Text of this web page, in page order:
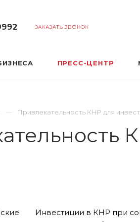
ЗАКАЗАТЬ ЗВОНОК
ПРЕСС-ЦЕНТР
Привлекательность КНР для
Инвестиции в КНР при